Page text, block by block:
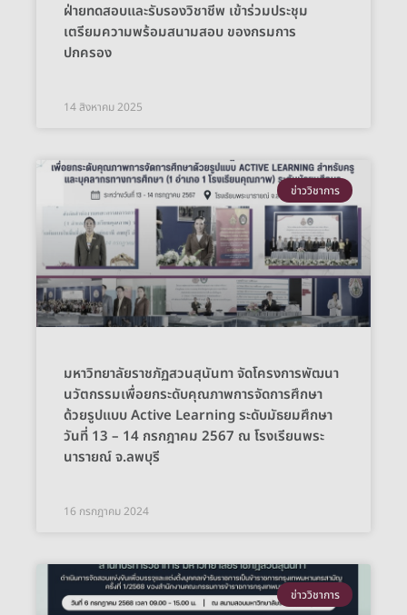
ฝ่ายทดสอบและรับรองวิชาชีพ เข้าร่วมประชุม
เตรียมความพร้อมสนามสอบ ของกรมการ
ปกครอง
14 สิงหาคม 2025
ข่าววิชาการ
มหาวิทยาลัยราชภัฏสวนสุนันทา จัดโครงการพัฒนา
นวัตกรรมเพื่อยกระดับคุณภาพการจัดการศึกษา
ด้วยรูปแบบ Active Learning ระดับมัธยมศึกษา
วันที่ 13 – 14 กรกฎาคม 2567 ณ โรงเรียนพระ
นารายณ์ จ.ลพบุรี
16 กรกฎาคม 2024
ข่าววิชาการ